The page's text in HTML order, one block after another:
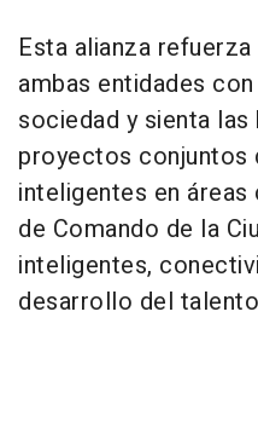
Esta alianza
ambas entidades
sociedad y sienta
proyectos conjuntos
inteligentes en
de Comando de la
inteligentes,
desarrollo del